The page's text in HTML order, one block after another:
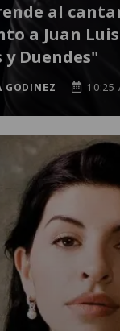
al
a Juan
Duendes"
GODINEZ 10:25